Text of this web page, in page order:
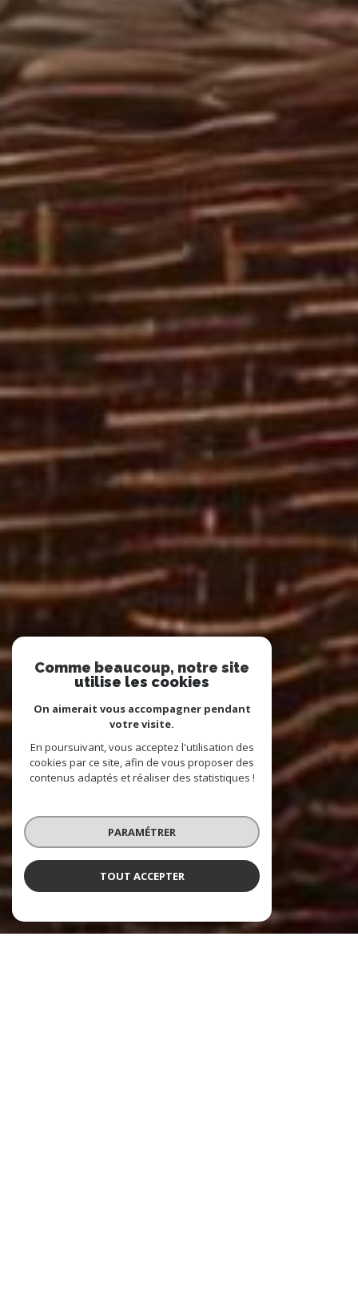
Comme beaucoup, notre site
utilise les cookies
On aimerait vous accompagner pendant
votre visite.
En poursuivant, vous acceptez l'utilisation des
cookies par ce site, afin de vous proposer des
contenus adaptés et réaliser des statistiques !
PARAMÉTRER
TOUT ACCEPTER